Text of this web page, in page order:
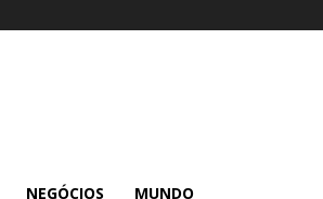
NEGÓCIOS MUNDO